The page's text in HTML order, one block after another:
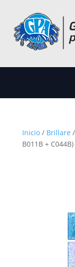
Inicio/ Brillare/
B011B +